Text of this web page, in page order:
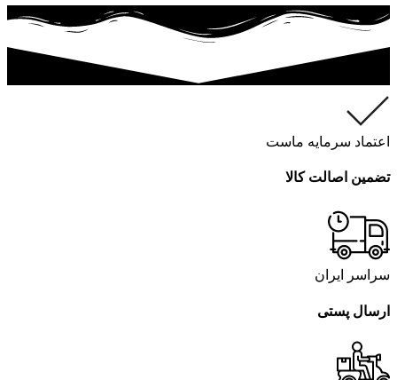
اعتماد سرمایه ماست
تضمین اصالت کالا
سراسر ایران
ارسال پستی